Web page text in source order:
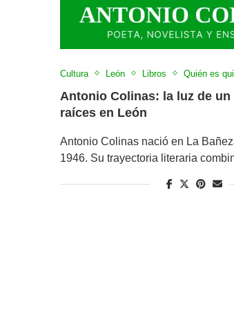
Cultura León Libros Quién es
Antonio Colinas: la luz de un
raíces en León
Antonio Colinas nació en La
1946. Su trayectoria literaria